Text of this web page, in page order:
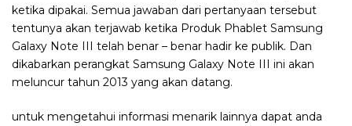
ketika dipakai. Semua jawaban dari pertanyaan tersebut
tentunya akan terjawab ketika Produk Phablet Samsung
Galaxy Note III telah benar – benar hadir ke publik. Dan
dikabarkan perangkat Samsung Galaxy Note III ini akan
meluncur tahun 2013 yang akan datang.
untuk mengetahui informasi menarik lainnya dapat anda